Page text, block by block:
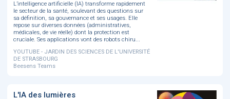
L’intelligence artificielle (IA) transforme rapidement
le secteur de la santé, soulevant des questions sur
sa définition, sa gouvernance et ses usages. Elle
repose sur diverses données (administratives,
médicales, de vie réelle) dont la protection est
cruciale. Ses applications vont des robots chiru...
YOUTUBE - JARDIN DES SCIENCES DE L'UNIVERSITÉ
DE STRASBOURG
Beesens Teams
L'IA des lumières